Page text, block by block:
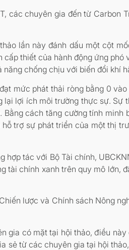
các chuyên gia đến từ Carbon
lần này đánh dấu một cột
thiết của hành động ứng phó
chống chịu với biến đổi khí
mức phát thải ròng bằng 0
lợi ích môi trường thực sự. Sự
cách tăng cường tính minh
trợ sự phát triển của một thị
hợp tác với Bộ Tài chính,
tài chính xanh trên quy mô lớn,
lược và Chính sách Nông
gia có mặt tại hội thảo, điều này
sẻ từ các chuyên gia tại hội